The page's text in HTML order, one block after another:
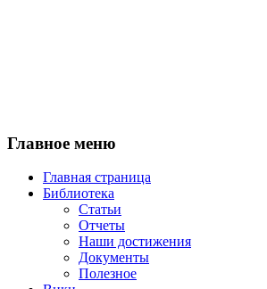
Главное меню
Главная страница
Библиотека
Статьи
Отчеты
Наши достижения
Документы
Полезное